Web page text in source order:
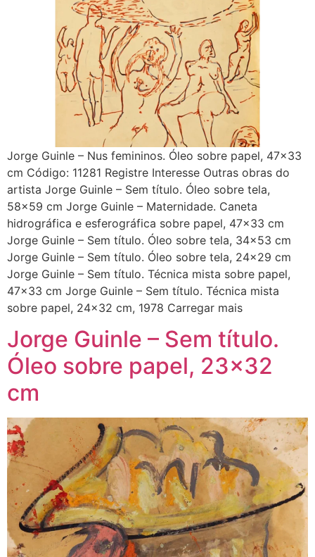
Jorge Guinle – Nus femininos. Óleo sobre papel, 47×33
cm Código: 11281 Registre Interesse Outras obras do
artista Jorge Guinle – Sem título. Óleo sobre tela,
58×59 cm Jorge Guinle – Maternidade. Caneta
hidrográfica e esferográfica sobre papel, 47×33 cm
Jorge Guinle – Sem título. Óleo sobre tela, 34×53 cm
Jorge Guinle – Sem título. Óleo sobre tela, 24×29 cm
Jorge Guinle – Sem título. Técnica mista sobre papel,
47×33 cm Jorge Guinle – Sem título. Técnica mista
sobre papel, 24×32 cm, 1978 Carregar mais
Jorge Guinle – Sem título.
Óleo sobre papel, 23×32
cm